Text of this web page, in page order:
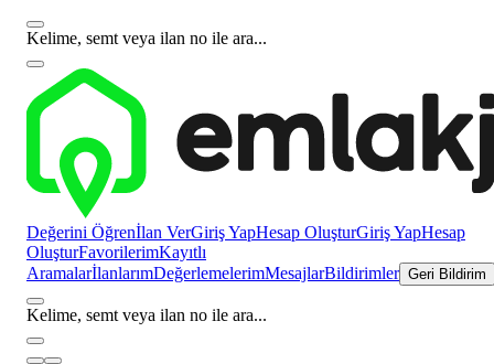
Kelime, semt veya ilan no ile ara...
Değerini Öğrenİlan VerGiriş YapHesap OluşturGiriş YapHesap
OluşturFavorilerimKayıtlı
AramalarİlanlarımDeğerlemelerimMesajlarBildirimler Geri Bildirim
Kelime, semt veya ilan no ile ara...